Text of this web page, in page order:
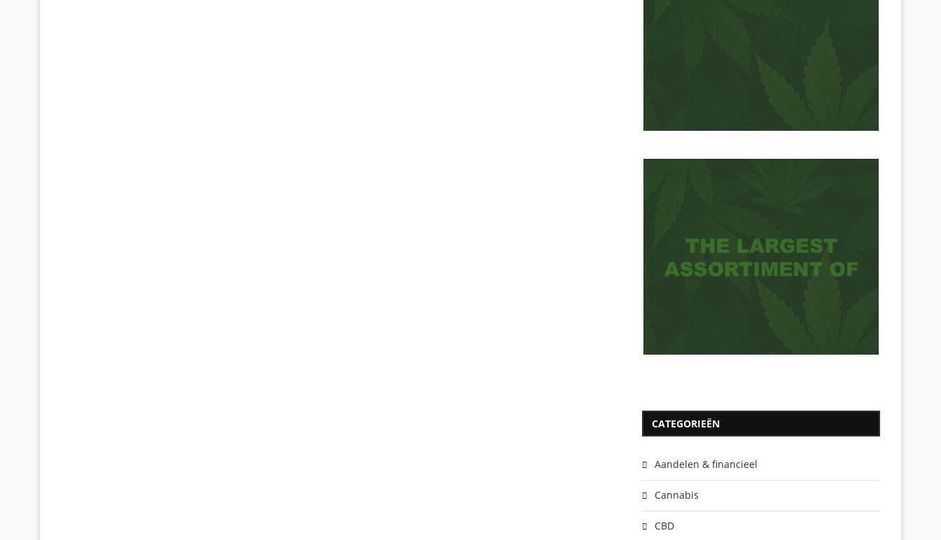
CATEGORIEËN
Aandelen & financieel
Cannabis
CBD